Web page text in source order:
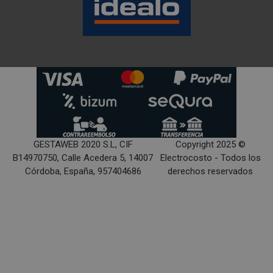
GESTAWEB 2020 S.L, CIF
B14970750, Calle Acedera 5, 14007
Córdoba, España, 957404686
Copyright 2025 ©
Electrocosto - Todos los
derechos reservados